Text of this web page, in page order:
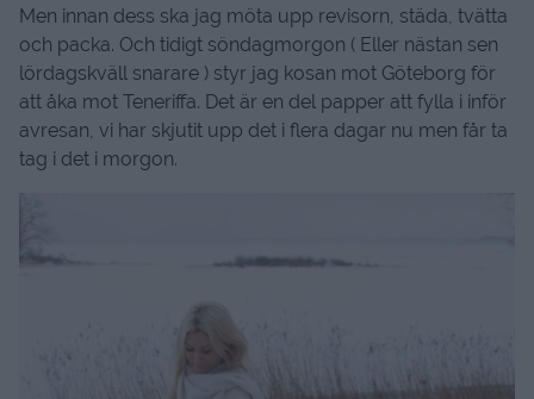
Men innan dess ska jag möta upp revisorn, städa, tvätta
och packa. Och tidigt söndagmorgon ( Eller nästan sen
lördagskväll snarare ) styr jag kosan mot Göteborg för
att åka mot Teneriffa. Det är en del papper att fylla i inför
avresan, vi har skjutit upp det i flera dagar nu men får ta
tag i det i morgon.